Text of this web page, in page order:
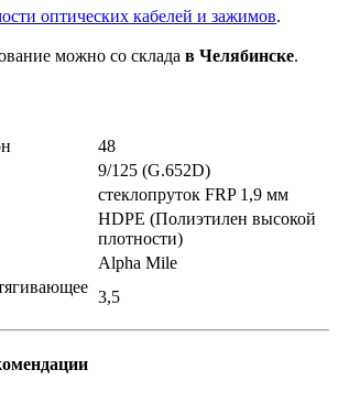
оптических кабелей и зажимов.
можно со склада в Челябинске.
48
9/125 (G.652D)
стеклопруток FRP 1,9 мм
HDPE (Полиэтилен высокой
плотности)
Alpha Mile
3,5